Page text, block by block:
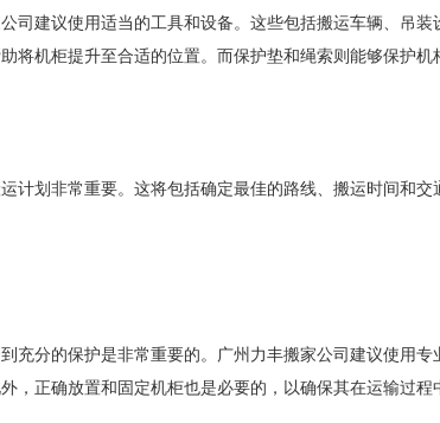
司建议使用适当的工具和设备。这些包括搬运车辆、吊
将机柜提升至合适的位置。而保护垫和绳索则能够保护机
计划非常重要。这将包括确定最佳的路线、搬运时间和
充分的保护是非常重要的。广州力丰搬家公司建议使用
，正确放置和固定机柜也是必要的，以确保其在运输过程